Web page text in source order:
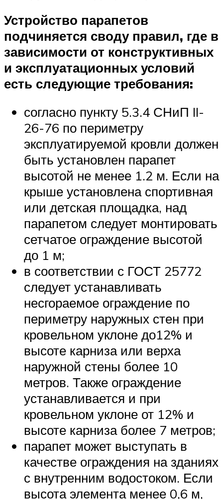
Устройство парапетов
подчиняется своду правил, где в
зависимости от конструктивных
и эксплуатационных условий
есть следующие требования:
согласно пункту 5.3.4 СНиП II-
26-76 по периметру
эксплуатируемой кровли должен
быть установлен парапет
высотой не менее 1.2 м. Если на
крыше установлена спортивная
или детская площадка, над
парапетом следует монтировать
сетчатое ограждение высотой
до 1 м;
в соответствии с ГОСТ 25772
следует устанавливать
несгораемое ограждение по
периметру наружных стен при
кровельном уклоне до12% и
высоте карниза или верха
наружной стены более 10
метров. Также ограждение
устанавливается и при
кровельном уклоне от 12% и
высоте карниза более 7 метров;
парапет может выступать в
качестве ограждения на зданиях
с внутренним водостоком. Если
высота элемента менее 0,6 м,